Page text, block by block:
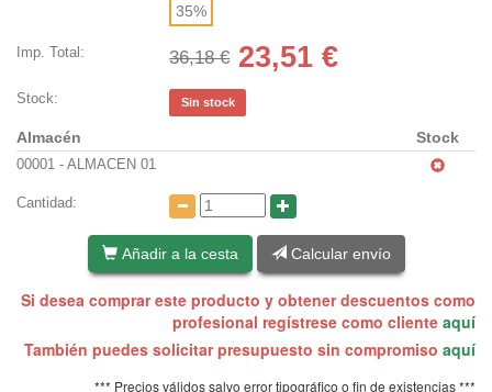
35%
Imp. Total: 36,18 € 23,51 €
Stock: Sin stock
Almacén Stock
00001 - ALMACEN 01
Cantidad:
Añadir a la cesta Calcular envío
Si desea comprar este producto y obtener descuentos como
profesional regístrese como cliente aquí
También puedes solicitar presupuesto sin compromiso aquí
*** Precios válidos salvo error tipográfico o fin de existencias ***